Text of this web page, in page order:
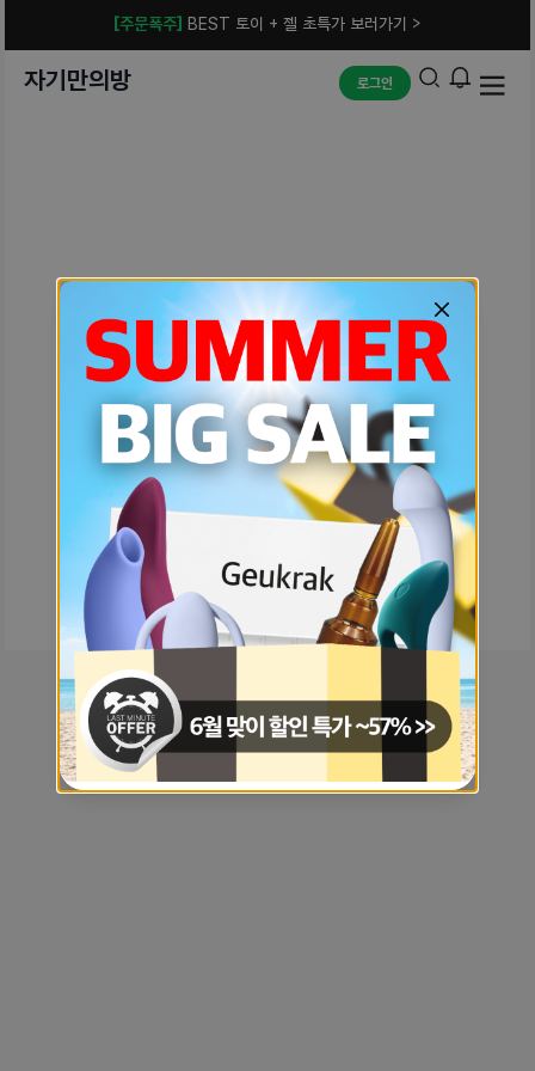
[주문폭주] BEST 토이 + 젤 초특가 보러가기 >
자기만의방 로그인
예상치 못한 에러입니다.